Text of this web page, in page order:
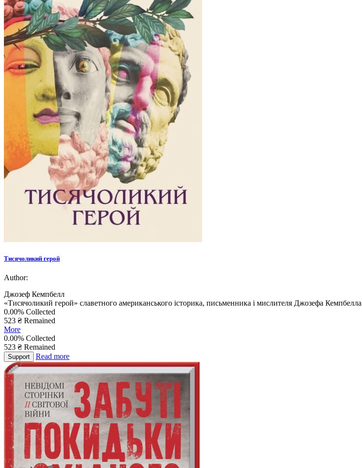
Тисячоликий герой
Author:
Джозеф Кемпбелл
«Тисячоликий герой» славетного американського історика, письменника і мислителя Джозефа
0.00% Collected
523 ₴ Remained
More
0.00% Collected
523 ₴ Remained
Read more